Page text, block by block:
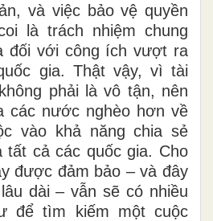
, và việc bảo vệ quyền
là trách nhiệm chung
đối với công ích vượt ra
gia. Thật vậy, vì tài
phải là vô tận, nên
các nước nghèo hơn về
vào khả năng chia sẻ
cả các quốc gia. Cho
được đảm bảo – và đây
lâu dài – vẫn sẽ có nhiều
để tìm kiếm một cuộc